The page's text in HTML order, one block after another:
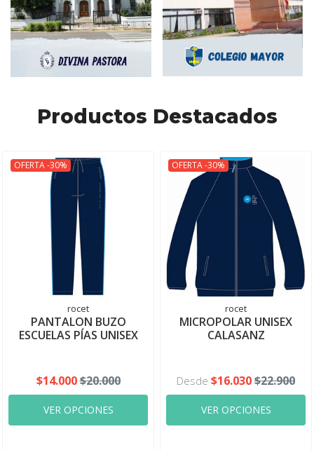
Productos Destacados
OFERTA -30%
rocet
PANTALON BUZO
ESCUELAS PÍAS UNISEX
$14.000$20.000
VER OPCIONES
OFERTA -30%
rocet
MICROPOLAR UNISEX
CALASANZ
Desde $16.030$22.900
VER OPCIONES